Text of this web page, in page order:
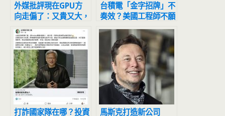
外媒批評現在GPU方
向走偏了：又貴又大，
NVIDIA問題最大、
AMD也在跟上
台積電「金字招牌」不
奏效？美國工程師不願
跳槽 背後考量曝光
打詐國家隊在哪？投資
馬斯克打造新公司